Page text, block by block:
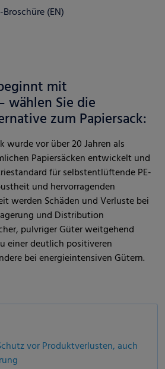
(EN)
mit
wählen Sie die
zum Papiersack:
wurde vor über 20 Jahren als
Papiersäcken entwickelt und
für selbstentlüftende PE-
und hervorragenden
werden Schäden und Verluste bei
und Distribution
pulvriger Güter weitgehend
einer deutlich positiveren
bei energieintensiven Gütern.
vor Produktverlusten, auch